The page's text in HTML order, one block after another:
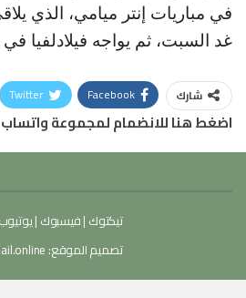
في مباريات إنتر ميامي، الذي
غد السبت، ثم يواجه فيلادلفيا في 14 سبتمبر المقبل.
شارك Facebook
Twitter
اضغط هنا للانضمام لمجموعة
تيكتوك |فيسبوك |يوتيوب
تصميم الموقع: